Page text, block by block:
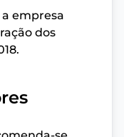
empresa
dos